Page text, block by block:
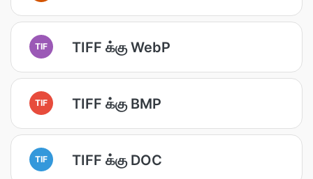
TIF TIFF க்கு WebP
TIF TIFF க்கு BMP
TIF TIFF க்கு DOC